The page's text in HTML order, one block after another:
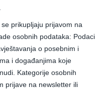
prikupljaju prijavom na
osobnih podataka: Podaci
o posebnim i
i događanjima koje
Kategorije osobnih
prijave na newsletter ili